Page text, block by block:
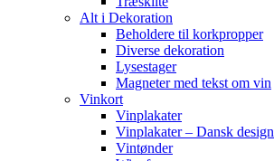
Alt i Dekoration
Beholdere til korkpropper
Diverse dekoration
Lysestager
Magneter med tekst om vin
Vinkort
Vinplakater
Vinplakater – Dansk design
Vintønder